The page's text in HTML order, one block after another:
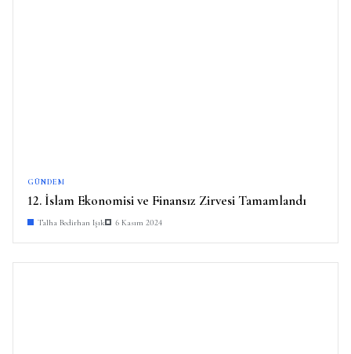
GÜNDEM
12. İslam Ekonomisi ve Finansız Zirvesi Tamamlandı
Talha Bedirhan Işık 6 Kasım 2024